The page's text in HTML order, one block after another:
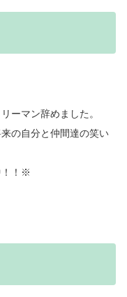
ーマン辞めました。
の自分と仲間達の笑い
！！※